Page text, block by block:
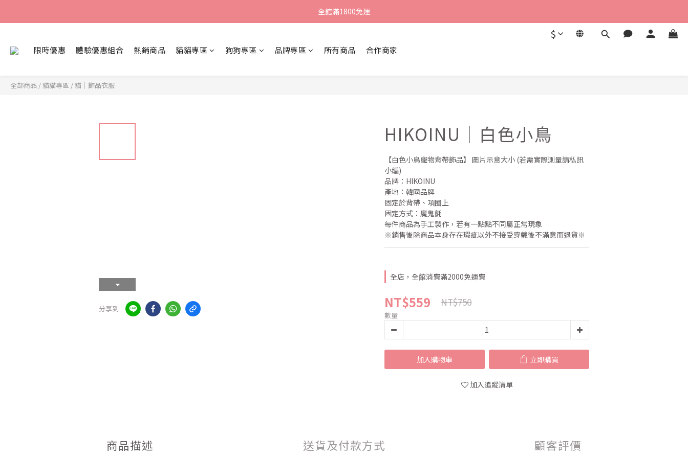
新朋友領購物金$100 點我去領▸
全館滿1800免運
$
限時優惠 體驗優惠組合 熱銷商品 貓貓專區 狗狗專區 品牌專區 所有商品 合作商家
全部商品 /貓貓專區 /貓｜飾品衣服
分享到
HIKOINU｜白色小鳥
【白色小鳥寵物背帶飾品】 圖片示意大小 (若需實際測量請私訊
小編)
品牌：HIKOINU
產地：韓國品牌
固定於背帶、項圈上
固定方式：魔鬼氈
每件商品為手工製作，若有一點點不同屬正常現象
※銷售後除商品本身存在瑕疵以外不接受穿戴後不滿意而退貨※
全店，全館消費滿2000免運費
NT$559 NT$750
數量
加入購物車 立即購買
加入追蹤清單
商品描述 送貨及付款方式 顧客評價